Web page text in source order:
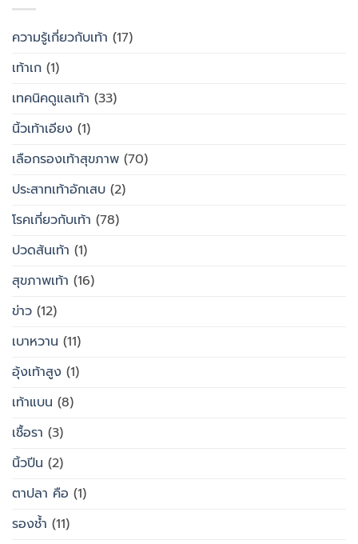
ความรู้เกี่ยวกับเท้า (17)
เท้าเก (1)
เทคนิคดูแลเท้า (33)
นิ้วเท้าเอียง (1)
เลือกรองเท้าสุขภาพ (70)
ประสาทเท้าอักเสบ (2)
โรคเกี่ยวกับเท้า (78)
ปวดส้นเท้า (1)
สุขภาพเท้า (16)
ข่าว (12)
เบาหวาน (11)
อุ้งเท้าสูง (1)
เท้าแบน (8)
เชื้อรา (3)
นิ้วปีน (2)
ตาปลา คือ (1)
รองช้ำ (11)